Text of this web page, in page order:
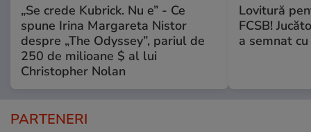
„Se crede Kubrick. Nu e” - Ce
spune Irina Margareta Nistor
despre „The Odyssey”, pariul de
250 de milioane $ al lui
Christopher Nolan
Lovitură
FCSB!
a semnat
PARTENERI